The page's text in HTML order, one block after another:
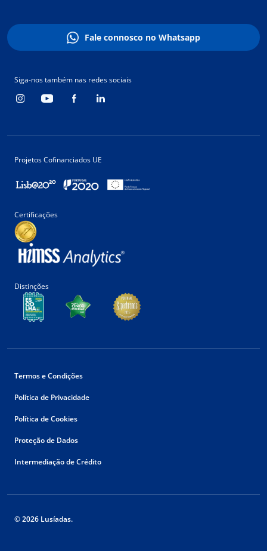
Fale connosco no Whatsapp
Siga-nos também nas redes sociais
Projetos Cofinanciados UE
Certificações
Distinções
Termos e Condições
Política de Privacidade
Política de Cookies
Proteção de Dados
Intermediação de Crédito
© 2026 Lusíadas.